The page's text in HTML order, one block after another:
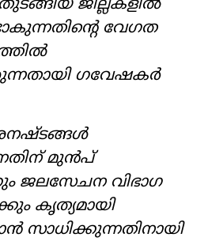
ജില്ലകളിൽ
വേഗത
ഗവേഷകർ
മുൻപ്
ജലസേചന വിഭാഗ
കൃത്യമായി
സാധിക്കുന്നതിനായി